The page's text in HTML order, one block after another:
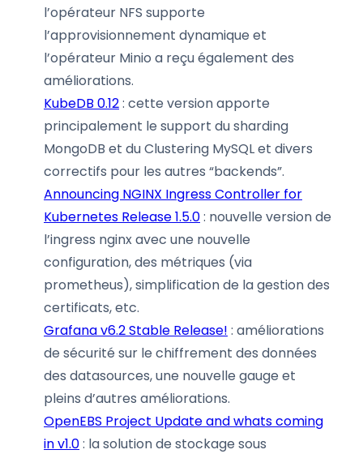
l’opérateur NFS supporte
l’approvisionnement dynamique et
l’opérateur Minio a reçu également des
améliorations.
KubeDB 0.12: cette version apporte
principalement le support du sharding
MongoDB et du Clustering MySQL et divers
correctifs pour les autres “backends”.
Announcing NGINX Ingress Controller for
Kubernetes Release 1.5.0: nouvelle version de
l’ingress nginx avec une nouvelle
configuration, des métriques (via
prometheus), simplification de la gestion des
certificats, etc.
Grafana v6.2 Stable Release! : améliorations
de sécurité sur le chiffrement des données
des datasources, une nouvelle gauge et
pleins d’autres améliorations.
OpenEBS Project Update and whats coming
in v1.0: la solution de stockage sous